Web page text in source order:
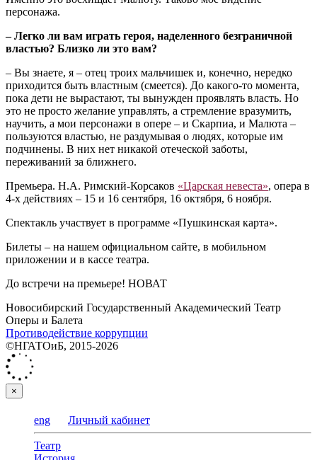
персонажа.
– Легко ли вам играть героя, наделенного безграничной
властью? Близко ли это вам?
– Вы знаете, я – отец троих мальчишек и, конечно, нередко
приходится быть властным (смеется). До какого-то момента,
пока дети не вырастают, ты вынужден проявлять власть. Но
это не просто желание управлять, а стремление вразумить,
научить, а мои персонажи в опере – и Скарпиа, и Малюта –
пользуются властью, не раздумывая о людях, которые им
подчинены. В них нет никакой отеческой заботы,
переживаний за ближнего.
Премьера. Н.А. Римский-Корсаков «Царская невеста», опера в
4-х действиях – 15 и 16 сентября, 16 октября, 6 ноября.
Спектакль участвует в программе «Пушкинская карта».
Билеты – на нашем официальном сайте, в мобильном
приложении и в кассе театра.
До встречи на премьере! НОВАТ
Новосибирский Государственный Академический Театр
Оперы и Балета
Противодействие коррупции
©НГАТОиБ, 2015-2026
×
eng Личный кабинет
Театр